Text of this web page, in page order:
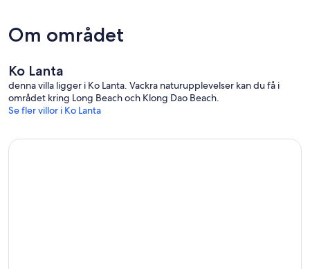
Om området
Ko Lanta
denna villa ligger i Ko Lanta. Vackra naturupplevelser kan du få i
området kring Long Beach och Klong Dao Beach.
Se fler villor i Ko Lanta